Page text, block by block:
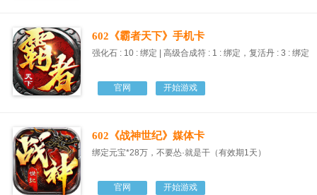
602《霸者天下》手机卡
强化石 : 10 : 绑定 | 高级合成符 : 1 : 绑定，复活丹 : 3 : 绑定
官网 开始游戏
602《战神世纪》媒体卡
绑定元宝*28万，不要怂·就是干（有效期1天）
官网 开始游戏